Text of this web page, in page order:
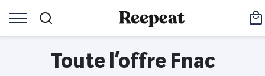
Toute l’offre Fnac